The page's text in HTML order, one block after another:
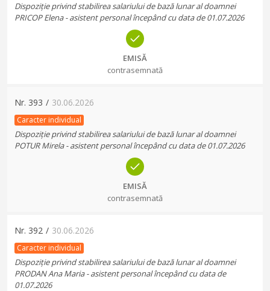
Dispoziție privind stabilirea salariului de bază lunar al doamnei
PRICOP Elena - asistent personal începând cu data de 01.07.2026
EMISĂ
contrasemnată
Nr. 393 / 30.06.2026
Caracter individual
Dispoziție privind stabilirea salariului de bază lunar al doamnei
POTUR Mirela - asistent personal începând cu data de 01.07.2026
EMISĂ
contrasemnată
Nr. 392 / 30.06.2026
Caracter individual
Dispoziție privind stabilirea salariului de bază lunar al doamnei
PRODAN Ana Maria - asistent personal începând cu data de
01.07.2026